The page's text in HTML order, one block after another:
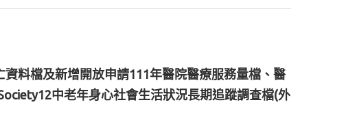
料檔及新增開放申請111年醫院醫療服務量檔、醫
中老年身心社會生活狀況長期追蹤調查檔(外